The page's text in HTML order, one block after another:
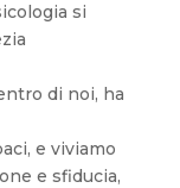
si
di noi, ha
e viviamo
e sfiducia,